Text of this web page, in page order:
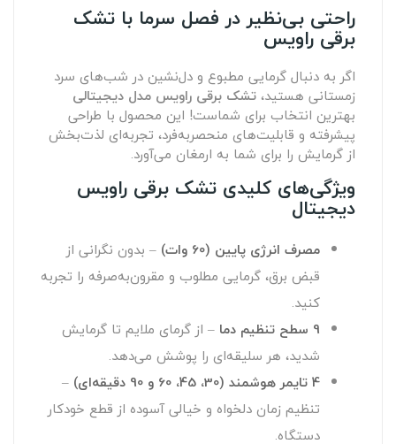
راحتی بی‌نظیر در فصل سرما با تشک
برقی راویس
اگر به دنبال گرمایی مطبوع و دل‌نشین در شب‌های سرد
زمستانی هستید، تشک برقی راویس مدل دیجیتالی
بهترین انتخاب برای شماست! این محصول با طراحی
پیشرفته و قابلیت‌های منحصربه‌فرد، تجربه‌ای لذت‌بخش
از گرمایش را برای شما به ارمغان می‌آورد.
ویژگی‌های کلیدی تشک برقی راویس
دیجیتال
مصرف انرژی پایین (60 وات)
– بدون نگرانی از
قبض برق، گرمایی مطلوب و مقرون‌به‌صرفه را تجربه
کنید.
9 سطح تنظیم دما
– از گرمای ملایم تا گرمایش
شدید، هر سلیقه‌ای را پوشش می‌دهد.
4 تایمر هوشمند (30، 45، 60 و 90 دقیقه‌ای)
–
تنظیم زمان دلخواه و خیالی آسوده از قطع خودکار
دستگاه.